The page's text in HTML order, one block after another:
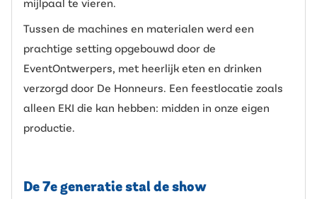
Tussen de machines en materialen werd een
prachtige setting opgebouwd door de
EventOntwerpers, met heerlijk eten en drinken
verzorgd door De Honneurs. Een feestlocatie zoals
alleen EKI die kan hebben: midden in onze eigen
productie.
De 7e generatie stal de show